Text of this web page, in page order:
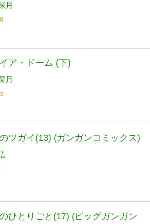
月
ア・ドーム (下)
月
ツガイ(13) (ガンガンコミックス)
ひとりごと(17) (ビッグガンガン